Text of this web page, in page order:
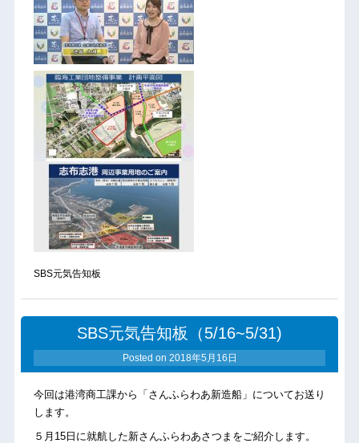
SBS元気告知板
SBS元気告知板（5/16~5/31)
Posted on 2018年5月16日
今回は港湾商工課から「さんふらわあ新造船」についてお送り
します。
５月15日に就航した新さんふらわあさつまをご紹介します。